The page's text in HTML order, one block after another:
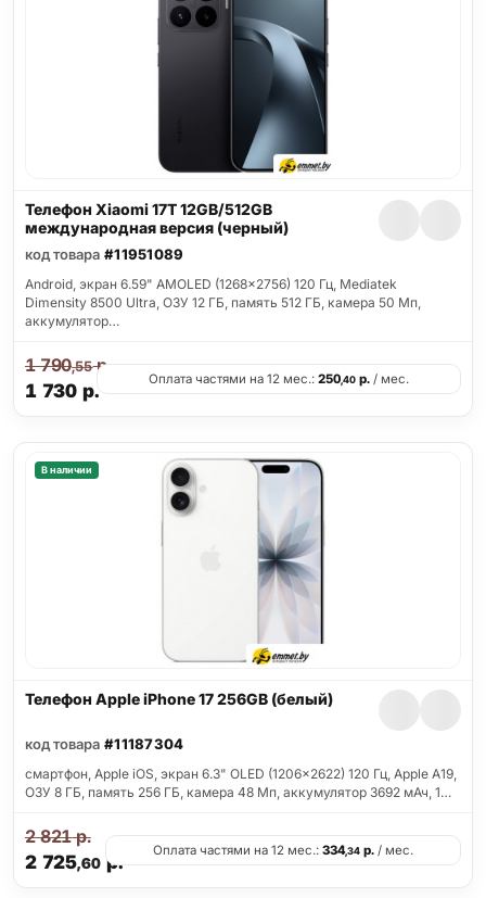
Телефон Xiaomi 17T 12GB/512GB
международная версия (черный)
код товара #11951089
Android, экран 6.59" AMOLED (1268x2756) 120 Гц, Mediatek
Dimensity 8500 Ultra, ОЗУ 12 ГБ, память 512 ГБ, камера 50 Мп,
аккумулятор…
1 730 р.
1 790,55р.
Оплата частями на 12 мес.: 250,40 р. / мес.
В наличии
Телефон Apple iPhone 17 256GB (белый)
код товара #11187304
смартфон, Apple iOS, экран 6.3" OLED (1206x2622) 120 Гц, Apple A19,
ОЗУ 8 ГБ, память 256 ГБ, камера 48 Мп, аккумулятор 3692 мАч, 1…
2 725,60 р.
2 821р.
Оплата частями на 12 мес.: 334,34р./ мес.